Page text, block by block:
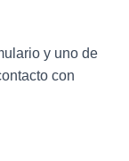
y uno de
con